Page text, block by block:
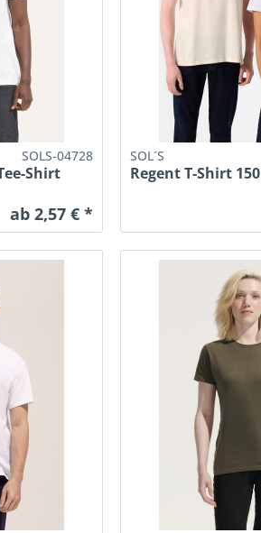
SOLS-04728
Shirt
ab 2,57 € *
SOL´S
Regent T-Shirt 150